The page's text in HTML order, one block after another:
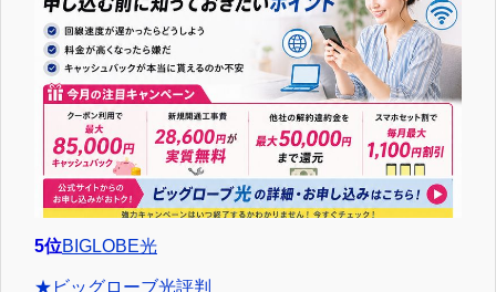
5位BIGLOBE光
★ビッグローブ光評判